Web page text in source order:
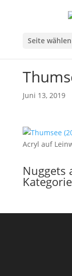
Seite wählen
Juni 13, 2019
Acryl auf
Nuggets
Kategorie